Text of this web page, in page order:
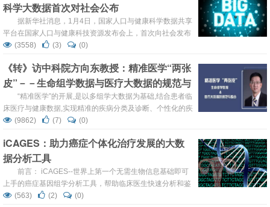
目支持额度可以不超过项目总投资的50%，最高不超过500
万元。 国家有关部门在本市合作开展的信息化试点、试验或
示...
科学大数据首次对社会公布
据新华社消息，1月4日，国家人口与健康科学数据共享
平台在国家人口与健康科技资源发布会上，首次向社会发布
我国人口与健康领域的大数据资源。本次发布的大数据数据
床、公共卫生、中医药学、药学、人口与生殖健康七大类。
数据共享平台承担了健康数据建设重任 本次数据发布会有
40余名院士、权威专家以及国家科技部和卫生计生委...
(3558) (3) (0)
《转》访中科院方向东教授：精准医学“两张
皮”－－生命组学数据与医疗大数据的规范与
整合“精准医学”的开展,是以多组学大数据为基础,结合患者临
床医疗与健康数据,实现精准的疾病分类及诊断、个性化的疾
病预防和治疗。如何有效集成、整合、分析不同来源、不同
部分数据能有机融合，是急需解决的科学问题。近期，我们
有幸采访到中科院北京基因组研究所“百人计划”研究员，方
向东教授。 目前方教授主持负责的课题：精准医学大数据处
理和利用的...
(9862) (7) (0)
iCAGES：助力癌症个体化治疗发展的大数
据分析工具
前言： iCAGES--世界上第一个无需生物信息基础即可
上手的癌症基因组学分析工具，帮助临床医生快速分析和鉴
定癌症患者所携带的驱动基因变异，并选择针对性治疗方
(563) (2) (0)